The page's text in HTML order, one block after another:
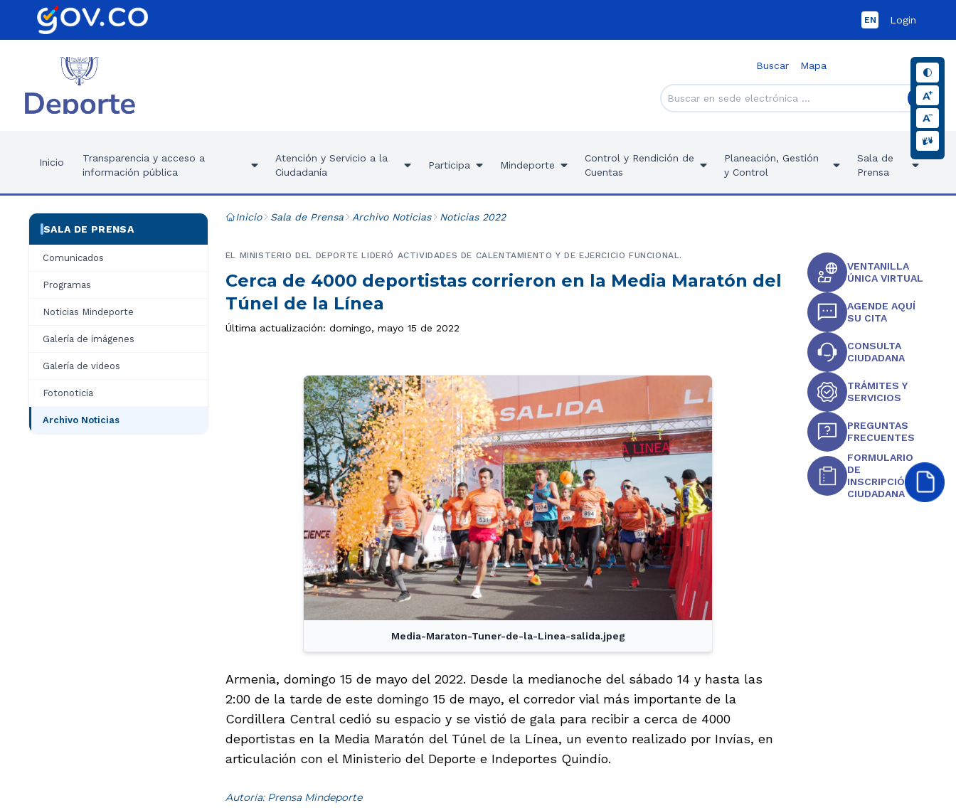
EN Login
Buscar Mapa
Inicio
Transparencia y acceso a
información pública
Atención y Servicio a la
Ciudadanía
Participa Mindeporte
Control y Rendición de
Cuentas
Planeación, Gestión
y Control
Sala de
Prensa
SALA DE PRENSA
Comunicados
Programas
Noticias Mindeporte
Galería de imágenes
Galería de videos
Fotonoticia
Archivo Noticias
Inicio Sala de Prensa Archivo Noticias Noticias 2022
Cerca de 4000 deportistas corrieron en la Media Maratón del
Túnel de la Línea
EL MINISTERIO DEL DEPORTE LIDERÓ ACTIVIDADES DE CALENTAMIENTO Y DE EJERCICIO FUNCIONAL.
Última actualización: domingo, mayo 15 de 2022
Media-Maraton-Tuner-de-la-Linea-salida.jpeg
Armenia, domingo 15 de mayo del 2022. Desde la medianoche del sábado 14 y hasta las
2:00 de la tarde de este domingo 15 de mayo, el corredor vial más importante de la
Cordillera Central cedió su espacio y se vistió de gala para recibir a cerca de 4000
deportistas en la Media Maratón del Túnel de la Línea, un evento realizado por Invías, en
articulación con el Ministerio del Deporte e Indeportes Quindío.
Autoría: Prensa Mindeporte
VENTANILLA
ÚNICA VIRTUAL
AGENDE AQUÍ
SU CITA
CONSULTA
CIUDADANA
TRÁMITES Y
SERVICIOS
PREGUNTAS
FRECUENTES
FORMULARIO
DE
INSCRIPCIÓN
CIUDADANA